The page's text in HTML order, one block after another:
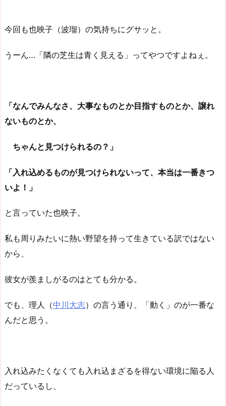
今回も也映子（波瑠）の気持ちにグサッと。
うーん…「隣の芝生は青く見える」ってやつですよねぇ。
「なんでみんなさ、大事なものとか目指すものとか、譲れ
ないものとか、
ちゃんと見つけられるの？」
「入れ込めるものが見つけられないって、本当は一番きつ
いよ！」
と言っていた也映子。
私も周りみたいに熱い野望を持って生きている訳ではない
から、
彼女が羨ましがるのはとても分かる。
でも、理人（中川大志）の言う通り、「動く」のが一番な
んだと思う。
入れ込みたくなくても入れ込まざるを得ない環境に陥る人
だっているし、